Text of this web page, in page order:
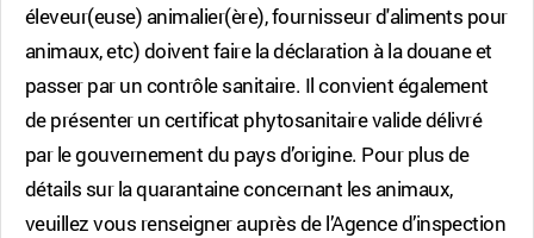
éleveur(euse) animalier(ère), fournisseur d'aliments pour
animaux, etc) doivent faire la déclaration à la douane et
passer par un contrôle sanitaire. Il convient également
de présenter un certificat phytosanitaire valide délivré
par le gouvernement du pays d’origine. Pour plus de
détails sur la quarantaine concernant les animaux,
veuillez vous renseigner auprès de l’Agence d’inspection